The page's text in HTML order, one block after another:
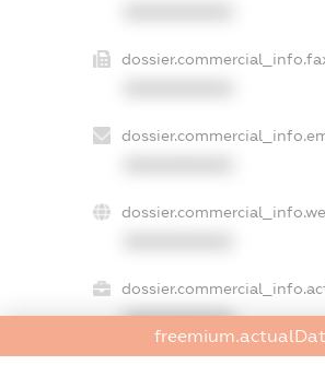
XXXXXXXXXX